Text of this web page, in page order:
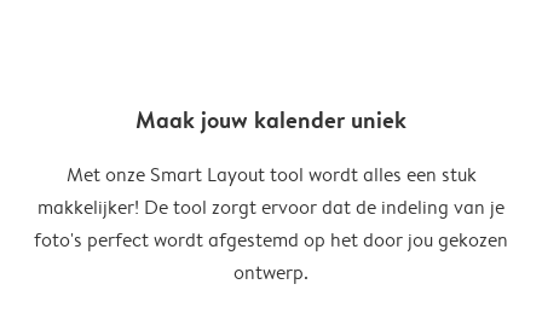
Maak jouw kalender uniek
Met onze Smart Layout tool wordt alles een stuk
makkelijker! De tool zorgt ervoor dat de indeling van je
foto's perfect wordt afgestemd op het door jou gekozen
ontwerp.